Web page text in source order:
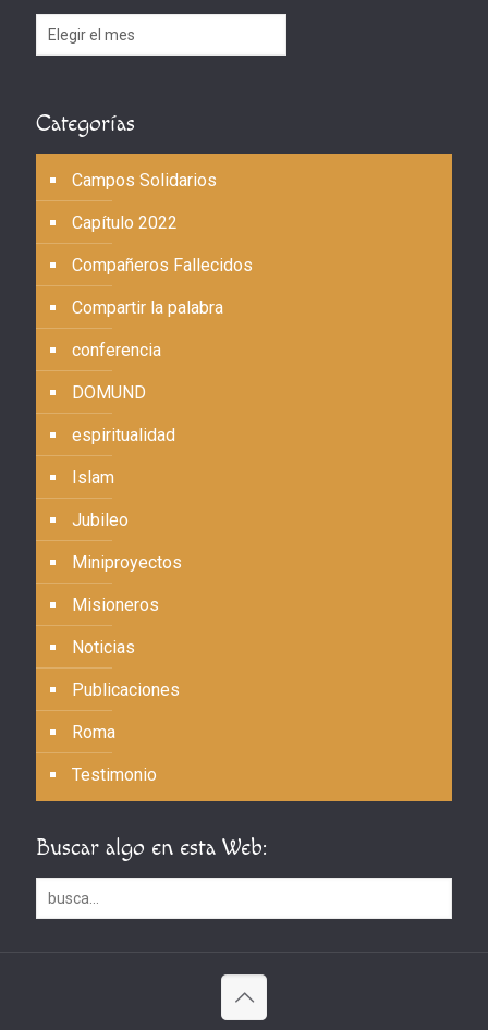
Archivos
Categorías
Campos Solidarios
Capítulo 2022
Compañeros Fallecidos
Compartir la palabra
conferencia
DOMUND
espiritualidad
Islam
Jubileo
Miniproyectos
Misioneros
Noticias
Publicaciones
Roma
Testimonio
Buscar algo en esta Web: